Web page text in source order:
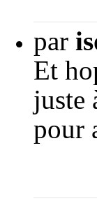
par
Et
juste
pour